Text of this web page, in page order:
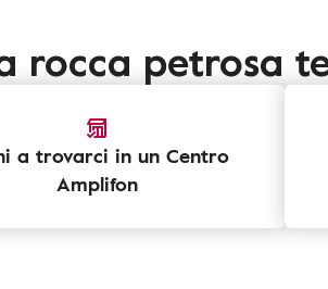
rocca petrosa
a trovarci in un Centro
Amplifon